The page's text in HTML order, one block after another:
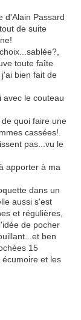
d'Alain Passard
de suite
toute faîte
bien fait de
avec le couteau
quoi faire une
cassées!.
pas...vu le
apporter à ma
dans un
aussi s'est
et régulières,
de pocher
ben
15
et les